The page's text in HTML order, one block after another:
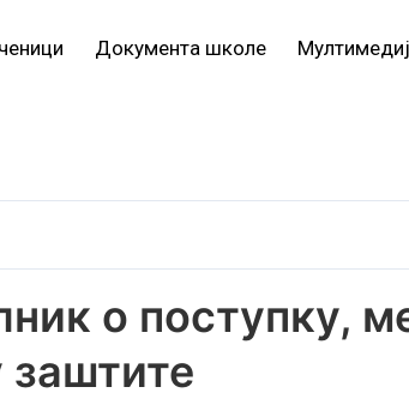
Документа школе
о поступку,
заштите